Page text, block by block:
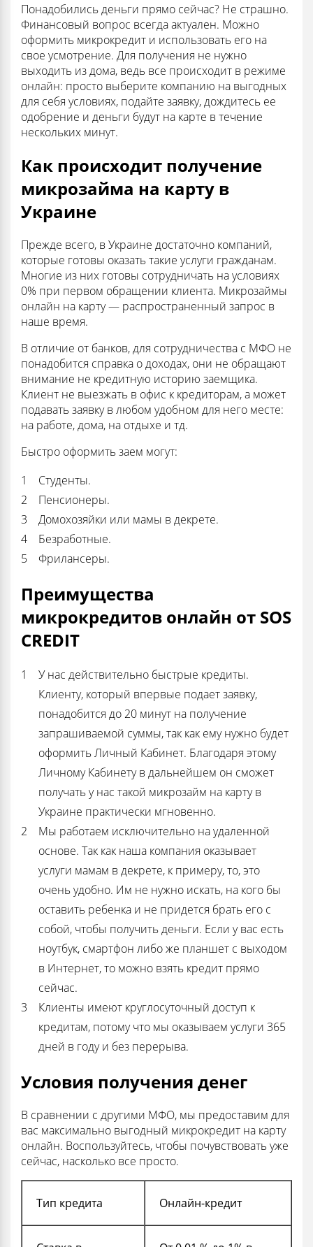
Понадобились деньги прямо сейчас? Не страшно.
Финансовый вопрос всегда актуален. Можно
оформить микрокредит и использовать его на
свое усмотрение. Для получения не нужно
выходить из дома, ведь все происходит в режиме
онлайн: просто выберите компанию на выгодных
для себя условиях, подайте заявку, дождитесь ее
одобрение и деньги будут на карте в течение
нескольких минут.
Как происходит получение
микрозайма на карту в
Украине
Прежде всего, в Украине достаточно компаний,
которые готовы оказать такие услуги гражданам.
Многие из них готовы сотрудничать на условиях
0% при первом обращении клиента. Микрозаймы
онлайн на карту — распространенный запрос в
наше время.
В отличие от банков, для сотрудничества с МФО не
понадобится справка о доходах, они не обращают
внимание не кредитную историю заемщика.
Клиент не выезжать в офис к кредиторам, а может
подавать заявку в любом удобном для него месте:
на работе, дома, на отдыхе и тд.
Быстро оформить заем могут:
Студенты.
Пенсионеры.
Домохозяйки или мамы в декрете.
Безработные.
Фрилансеры.
Преимущества
микрокредитов онлайн от SOS
CREDIT
У нас действительно быстрые кредиты.
Клиенту, который впервые подает заявку,
понадобится до 20 минут на получение
запрашиваемой суммы, так как ему нужно будет
оформить Личный Кабинет. Благодаря этому
Личному Кабинету в дальнейшем он сможет
получать у нас такой микрозайм на карту в
Украине практически мгновенно.
Мы работаем исключительно на удаленной
основе. Так как наша компания оказывает
услуги мамам в декрете, к примеру, то, это
очень удобно. Им не нужно искать, на кого бы
оставить ребенка и не придется брать его с
собой, чтобы получить деньги. Если у вас есть
ноутбук, смартфон либо же планшет с выходом
в Интернет, то можно взять кредит прямо
сейчас.
Клиенты имеют круглосуточный доступ к
кредитам, потому что мы оказываем услуги 365
дней в году и без перерыва.
Условия получения денег
В сравнении с другими МФО, мы предоставим для
вас максимально выгодный микрокредит на карту
онлайн. Воспользуйтесь, чтобы почувствовать уже
сейчас, насколько все просто.
Тип кредита Онлайн-кредит